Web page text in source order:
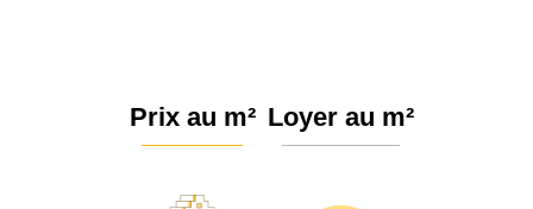
Prix au m² Loyer au m²